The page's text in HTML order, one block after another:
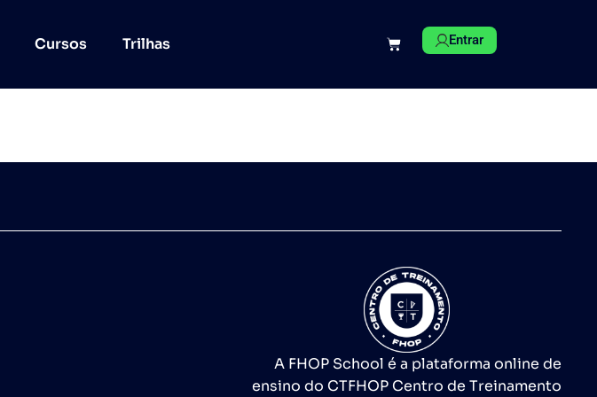
Cursos Trilhas Entrar
A FHOP School é a plataforma online de
ensino do CTFHOP Centro de Treinamento